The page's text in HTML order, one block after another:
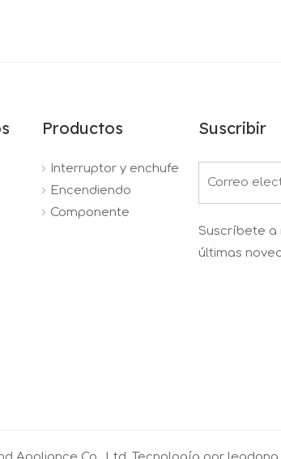
Productos
Interruptor y enchufe
Encendiendo
Componente
Suscribir
Suscríbete a
últimas